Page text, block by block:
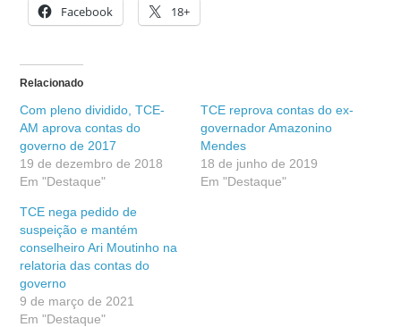
Facebook 18+
Relacionado
Com pleno dividido, TCE-
AM aprova contas do
governo de 2017
19 de dezembro de 2018
Em "Destaque"
TCE reprova contas do ex-
governador Amazonino
Mendes
18 de junho de 2019
Em "Destaque"
TCE nega pedido de
suspeição e mantém
conselheiro Ari Moutinho na
relatoria das contas do
governo
9 de março de 2021
Em "Destaque"